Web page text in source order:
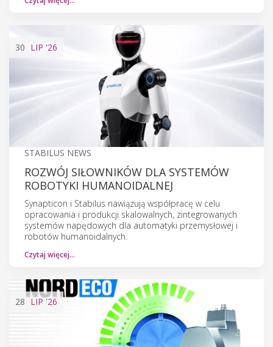
30 LIP '26
STABILUS NEWS
ROZWÓJ SIŁOWNIKÓW DLA SYSTEMÓW
ROBOTYKI HUMANOIDALNEJ
Synapticon i Stabilus nawiązują współpracę w celu
opracowania i produkcji skalowalnych, zintegrowanych
systemów napędowych dla automatyki przemysłowej i
robotów humanoidalnych.
Czytaj więcej…
28 LIP'26